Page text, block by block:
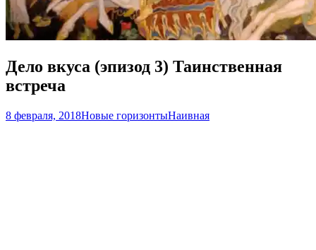
Дело вкуса (эпизод 3) Таинственная
встреча
8 февраля, 2018Новые горизонтыНаивная